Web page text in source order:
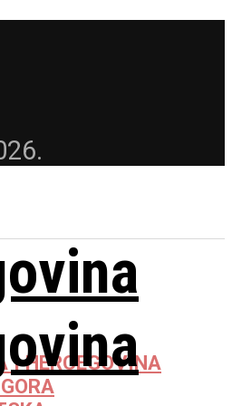
I HERCEGOVINA